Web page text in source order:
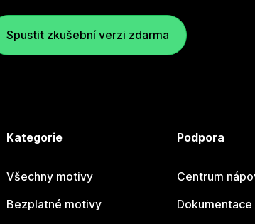
Spustit zkušební verzi zdarma
Kategorie
Všechny motivy
Bezplatné motivy
Podpora
Centrum
Dokumentace